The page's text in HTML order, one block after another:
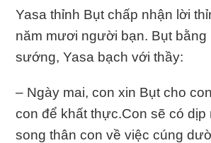
Yasa thỉnh Bụt chấp nhận lời
năm mươi người bạn. Bụt bằng
sướng, Yasa bạch với thầy:
– Ngày mai, con xin Bụt cho
con để khất thực.Con sẽ có dịp
song thân con về việc cúng